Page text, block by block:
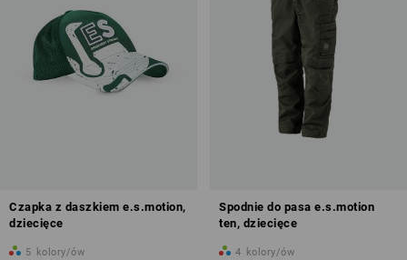
Czapka z daszkiem e.s.motion,
dziecięce
5 kolory/ów
Spodnie do pasa e.s.motion
ten, dziecięce
4 kolory/ów